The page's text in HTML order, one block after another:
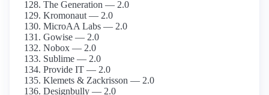
The Generation — 2.0
Kromonaut — 2.0
MicroAA Labs — 2.0
Gowise — 2.0
Nobox — 2.0
Sublime — 2.0
Provide IT — 2.0
Klemets & Zackrisson — 2.0
Designbully — 2.0